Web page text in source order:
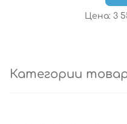
Цена: 3
Категории